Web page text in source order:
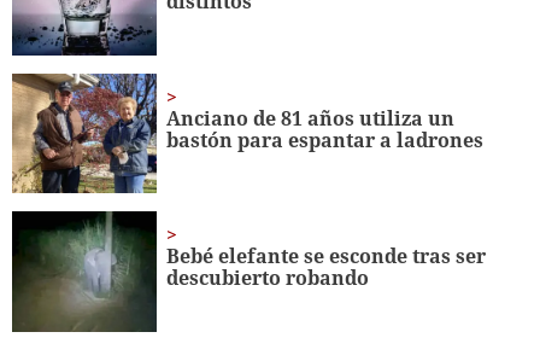
seconds
Anciano de 81 años utiliza un
bastón para espantar a ladrones
Bebé elefante se esconde tras ser
descubierto robando